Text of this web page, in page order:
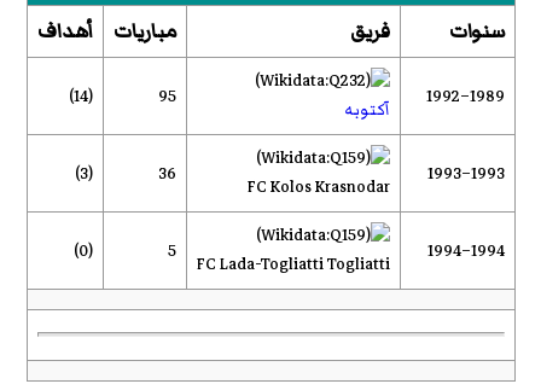
سنوات
فريق مباريات أهداف
1989–1992
آكتوبه
95
(14)
1993–1993
FC Kolos Krasnodar
36
(3)
1994–1994
FC Lada-Togliatti Togliatti
5
(0)